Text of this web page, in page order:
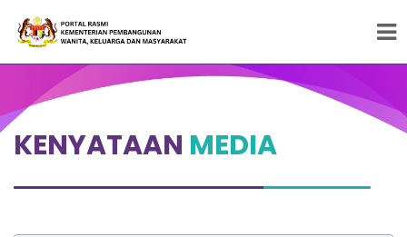
Peneraju Pembangunan Wanita, Keluarga dan
Masyarakat
KENYATAAN MEDIA